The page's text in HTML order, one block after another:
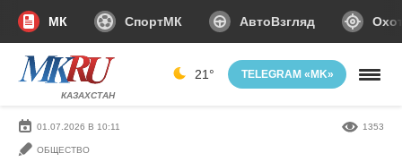
МК СпортМК АвтоВзгляд
КАЗАХСТАН
21° TELEGRAM «MK»
01.07.2026 В 10:11
ОБЩЕСТВО
1353